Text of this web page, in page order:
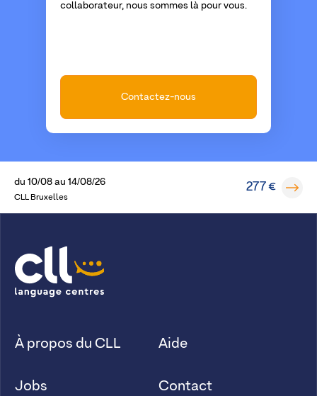
collaborateur, nous sommes là pour vous.
Contactez-nous
du 10/08 au 14/08/26
CLL Bruxelles
277 €
À propos du CLL
Jobs
Aide
Contact